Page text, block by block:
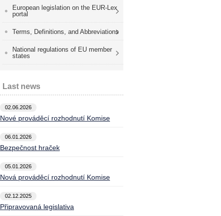
European legislation on the EUR-Lex
portal
Terms, Definitions, and Abbreviations
National regulations of EU member
states
Last news
02.06.2026
Nové prováděcí rozhodnutí Komise
06.01.2026
Bezpečnost hraček
05.01.2026
Nová prováděcí rozhodnutí Komise
02.12.2025
Připravovaná legislativa